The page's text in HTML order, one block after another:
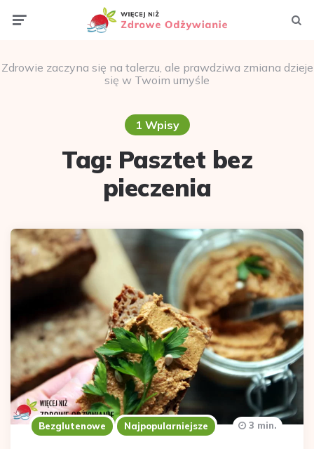
Zdrowie zaczyna się na talerzu, ale prawdziwa zmiana dzieje
się w Twoim umyśle
1 Wpisy
Tag: Pasztet bez
pieczenia
Bezglutenowe Najpopularniejsze 3 min.